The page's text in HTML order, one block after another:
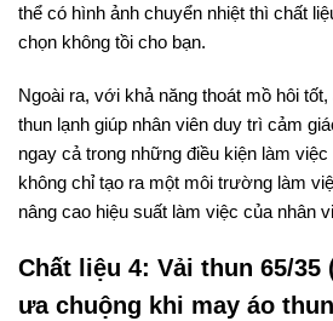
thể có hình ảnh chuyển nhiệt thì chất
chọn không tồi cho bạn.
Ngoài ra, với khả năng thoát mồ hôi
thun lạnh giúp nhân viên duy trì cảm
ngay cả trong những điều kiện làm
không chỉ tạo ra một môi trường làm
nâng cao hiệu suất làm việc của nhân
Chất liệu 4: Vải thun 65/
ưa chuộng khi may áo